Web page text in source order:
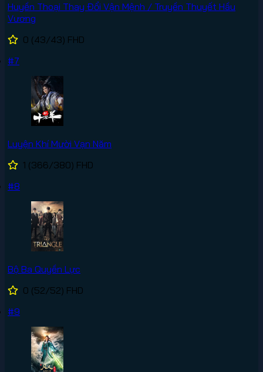
Huyền Thoại Thay Đổi Vận Mệnh / Truyền Thuyết Hầu
Vương
0 (43/43) FHD
#7
Luyện Khí Mười Vạn Năm
1 (366/380) FHD
#8
Bộ Ba Quyền Lực
0 (52/52) FHD
#9